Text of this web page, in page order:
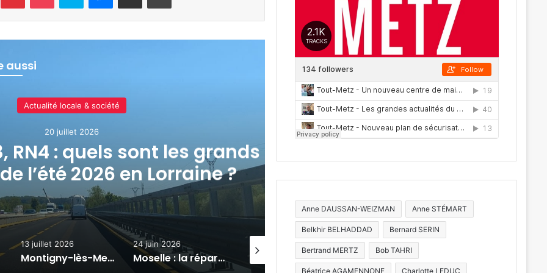
aussi
Actualité locale & société
20 juillet 2026
RN4 : quels sont les grands
l’été 2026 en Lorraine ?
13 juillet 2026
Montigny-lès-Metz : le commissariat de police ferme pour travaux
24 juin 2026
Moselle : la réparation du viaduc de Beauregard évite un « scénario catastrophe » sur l’A31 (photos) Plusieurs fermetures nocturnes de l’A31 prévues entre Metz et Luxembourg cet été
28 juillet 2026
Anne DAUSSAN-WEIZMAN Anne STÉMART
Belkhir BELHADDAD Bernard SERIN
Bertrand MERTZ Bob TAHRI
Béatrice AGAMENNONE Charlotte LEDUC